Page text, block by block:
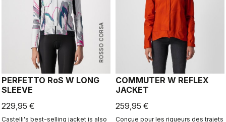
ROSSO CORSA
PERFETTO RoS W LONG
SLEEVE
229,95 €
Castelli's best-selling jacket is also
COMMUTER W REFLEX
JACKET
259,95 €
Conçue pour les rigueurs des trajets